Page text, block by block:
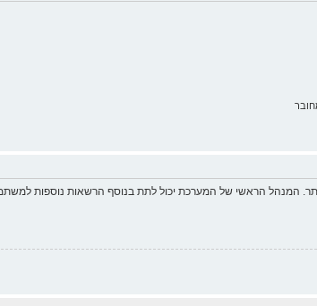
המנהל הראשי של המערכת יכול לתת בנוסף הרשאות נוספות